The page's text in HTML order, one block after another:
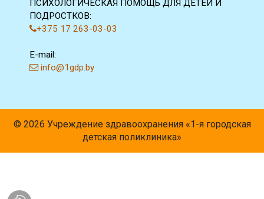
ПСИХОЛОГИЧЕСКАЯ ПОМОЩЬ ДЛЯ ДЕТЕЙ И
ПОДРОСТКОВ:
+375 17 263-03-03
E-mail:
info@1gdp.by
© 2026 Учреждение здравоохранения «1-я городская
детская поликлиника»